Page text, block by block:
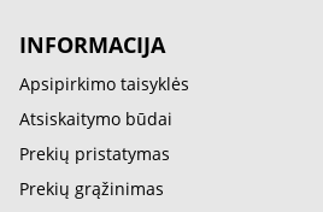
INFORMACIJA
Apsipirkimo taisyklės
Atsiskaitymo būdai
Prekių pristatymas
Prekių grąžinimas